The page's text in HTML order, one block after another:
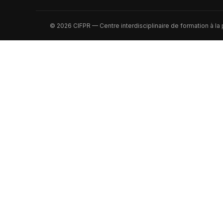
© 2026 CIFPR — Centre interdisciplinaire de formation à la